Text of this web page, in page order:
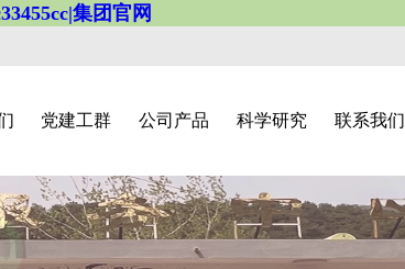
集团官网
党建工群 公司产品 科学研究 联系我们